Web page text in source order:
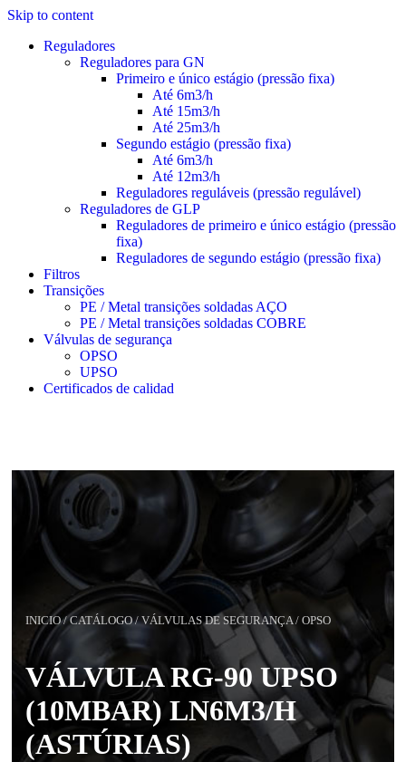
Skip to content
Reguladores
Reguladores para GN
Primeiro e único estágio (pressão fixa)
Até 6m3/h
Até 15m3/h
Até 25m3/h
Segundo estágio (pressão fixa)
Até 6m3/h
Até 12m3/h
Reguladores reguláveis (pressão regulável)
Reguladores de GLP
Reguladores de primeiro e único estágio (pressão
fixa)
Reguladores de segundo estágio (pressão fixa)
Filtros
Transições
PE / Metal transições soldadas AÇO
PE / Metal transições soldadas COBRE
Válvulas de segurança
OPSO
UPSO
Certificados de calidad
INICIO /CATÁLOGO /VÁLVULAS DE SEGURANÇA / OPSO
VÁLVULA RG-90 UPSO
(10MBAR) LN6M3/H
(ASTÚRIAS)